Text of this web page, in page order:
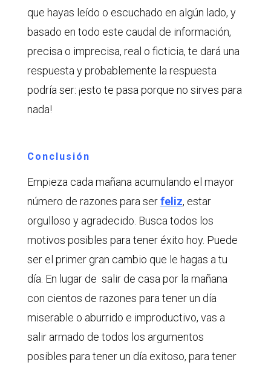
que hayas leído o escuchado en algún lado, y
basado en todo este caudal de información,
precisa o imprecisa, real o ficticia, te dará una
respuesta y probablemente la respuesta
podría ser: ¡esto te pasa porque no sirves para
nada!
Conclusión
Empieza cada mañana acumulando el mayor
número de razones para serfeliz, estar
orgulloso y agradecido. Busca todos los
motivos posibles para tener éxito hoy. Puede
ser el primer gran cambio que le hagas a tu
día. En lugar de salir de casa por la mañana
con cientos de razones para tener un día
miserable o aburrido e improductivo, vas a
salir armado de todos los argumentos
posibles para tener un día exitoso, para tener